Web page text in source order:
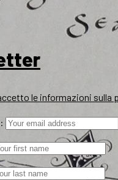
le informazioni sulla